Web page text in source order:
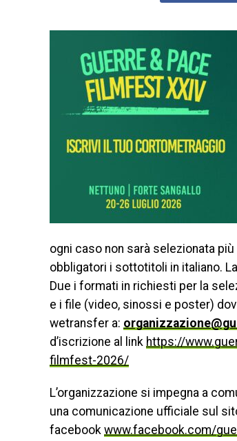
ogni caso non sarà selezionata
obbligatori i sottotitoli in italiano. La
Due i formati in richiesti per la
e i file (video, sinossi e poster)
wetransfer a:
d’iscrizione al link https://
filmfest-2026/
L’organizzazione si impegna a
una comunicazione ufficiale sul
facebook www.facebook.com/